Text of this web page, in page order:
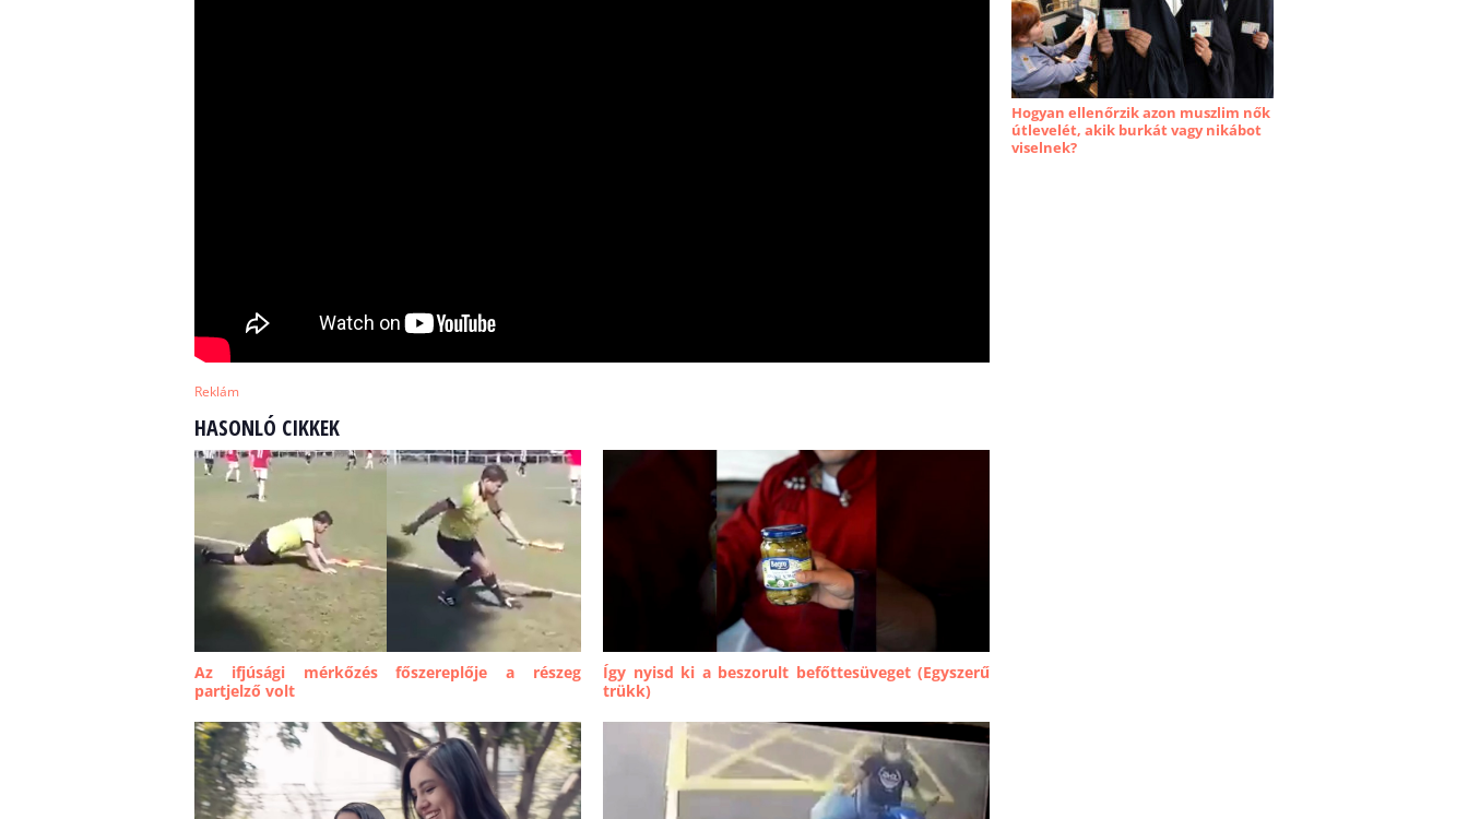
Reklám
HASONLÓ CIKKEK
Az ifjúsági mérkőzés főszereplője a részeg
partjelző volt
Így nyisd ki a beszorult befőttesüveget (Egyszerű
trükk)
Hogyan ellenőrzik azon muszlim nők
útlevelét, akik burkát vagy nikábot
viselnek?